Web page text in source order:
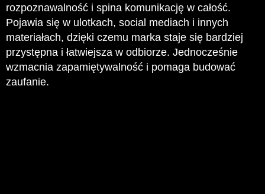
rozpoznawalność i spina komunikację w całość.
Pojawia się w ulotkach, social mediach i innych
materiałach, dzięki czemu marka staje się bardziej
przystępna i łatwiejsza w odbiorze. Jednocześnie
wzmacnia zapamiętywalność i pomaga budować
zaufanie.